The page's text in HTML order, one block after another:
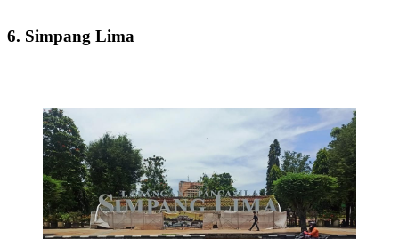
6. Simpang Lima